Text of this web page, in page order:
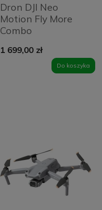
Dron DJI Neo
Motion Fly More
Combo
1 699,00 zł
Do koszyka